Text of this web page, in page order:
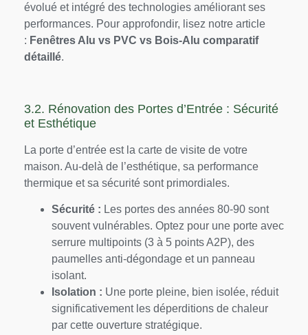
évolué et intégré des technologies améliorant ses
performances. Pour approfondir, lisez notre article
: Fenêtres Alu vs PVC vs Bois-Alu comparatif
détaillé.
3.2. Rénovation des Portes d’Entrée : Sécurité
et Esthétique
La porte d’entrée est la carte de visite de votre
maison. Au-delà de l’esthétique, sa performance
thermique et sa sécurité sont primordiales.
Sécurité : Les portes des années 80-90 sont
souvent vulnérables. Optez pour une porte avec
serrure multipoints (3 à 5 points A2P), des
paumelles anti-dégondage et un panneau
isolant.
Isolation : Une porte pleine, bien isolée, réduit
significativement les déperditions de chaleur
par cette ouverture stratégique.